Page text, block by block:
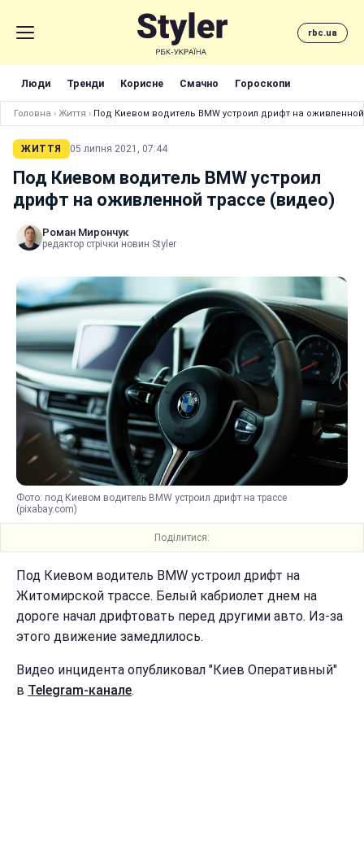
rbc.ua
Люди Тренди Корисне Смачно Гороскопи
Головна › Життя › Под Киевом водитель BMW устроил дрифт на
ЖИТТЯ 05 липня 2021, 07:44
Под Киевом водитель BMW устроил
дрифт на оживленной трассе (видео)
Роман Мирончук
редактор стрічки новин Styler
Фото: под Киевом водитель BMW устроил дрифт на трассе
(pixabay.com)
Поділитися:
Под Киевом водитель BMW устроил дрифт на
Житомирской трассе. Белый кабриолет днем на
дороге начал дрифтовать перед другими авто. Из-за
этого движение замедлилось.
Видео инцидента опубликовал "Киев Оперативный"
в Telegram-канале.